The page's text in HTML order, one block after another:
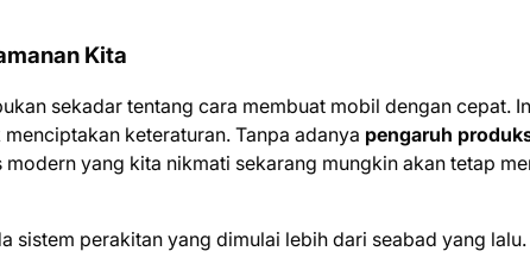
Kita
sekadar tentang cara membuat mobil dengan cepat.
keteraturan. Tanpa adanya pengaruh
modern yang kita nikmati sekarang mungkin akan tetap
sistem perakitan yang dimulai lebih dari seabad yang lalu.